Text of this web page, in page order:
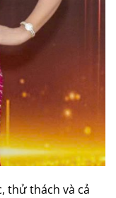
thử thách và cả